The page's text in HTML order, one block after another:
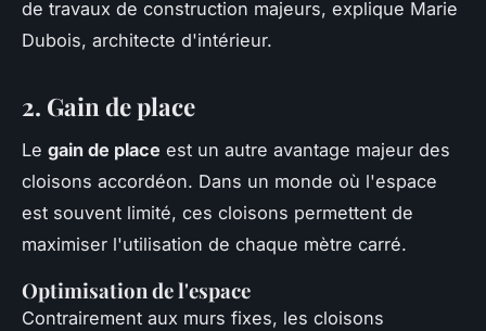
de travaux de construction majeurs, explique Marie
Dubois, architecte d'intérieur.
2. Gain de place
Le gain de place est un autre avantage majeur des
cloisons accordéon. Dans un monde où l'espace
est souvent limité, ces cloisons permettent de
maximiser l'utilisation de chaque mètre carré.
Optimisation de l'espace
Contrairement aux murs fixes, les cloisons